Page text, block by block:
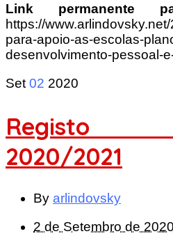
Link permanente
https://
para-apoio-as-escolas-
desenvolvimento-pessoal-
Set 02 2020
Registo
2020/2021
By arlindovsky
2 de Setembro de 2020